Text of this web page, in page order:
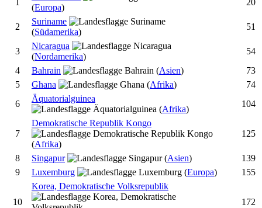
1
(Europa)
20
2
Suriname
(Südamerika)
51
3
Nicaragua
(Nordamerika)
54
4
Bahrain (Asien)
73
5
Ghana (Afrika)
74
6
Äquatorialguinea
(Afrika)
104
7
Demokratische Republik Kongo
(Afrika)
125
8 Singapur (Asien)
139
9
Luxemburg (Europa) 155
10
Korea, Demokratische Volksrepublik
172